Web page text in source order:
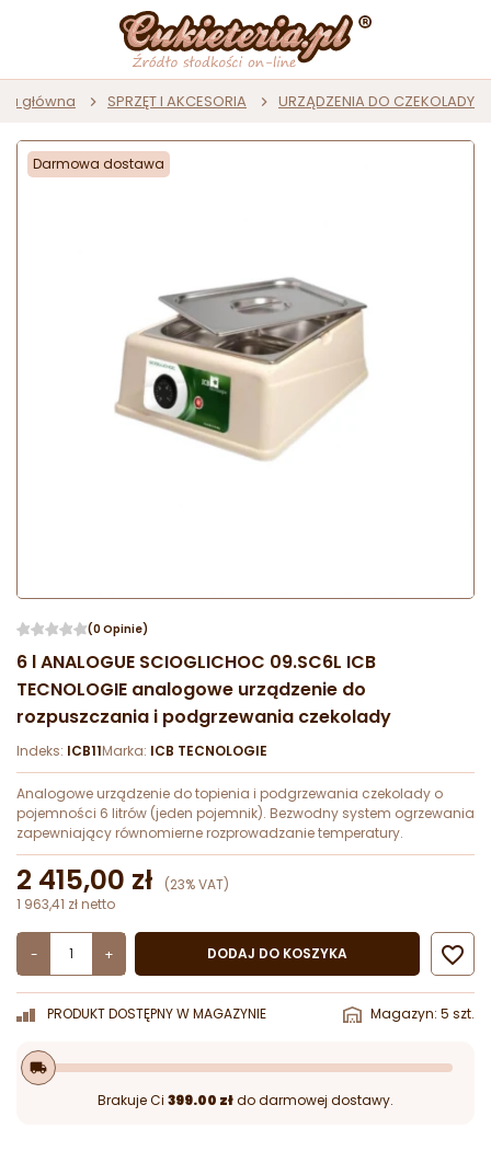
główna SPRZĘT I AKCESORIA URZĄDZENIA DO CZEKOLADY
Darmowa dostawa
(0 Opinie)
6 l ANALOGUE SCIOGLICHOC 09.SC6L ICB
TECNOLOGIE analogowe urządzenie do
rozpuszczania i podgrzewania czekolady
Indeks: ICB11Marka: ICB TECNOLOGIE
Analogowe urządzenie do topienia i podgrzewania czekolady o
pojemności 6 litrów (jeden pojemnik). Bezwodny system ogrzewania
zapewniający równomierne rozprowadzanie temperatury.
2 415,00 zł
(23% VAT)
1 963,41 zł netto
- + DODAJ DO KOSZYKA 
PRODUKT DOSTĘPNY W MAGAZYNIE Magazyn: 5 szt.
local_shipping
Brakuje Ci 399.00 złdo darmowej dostawy.